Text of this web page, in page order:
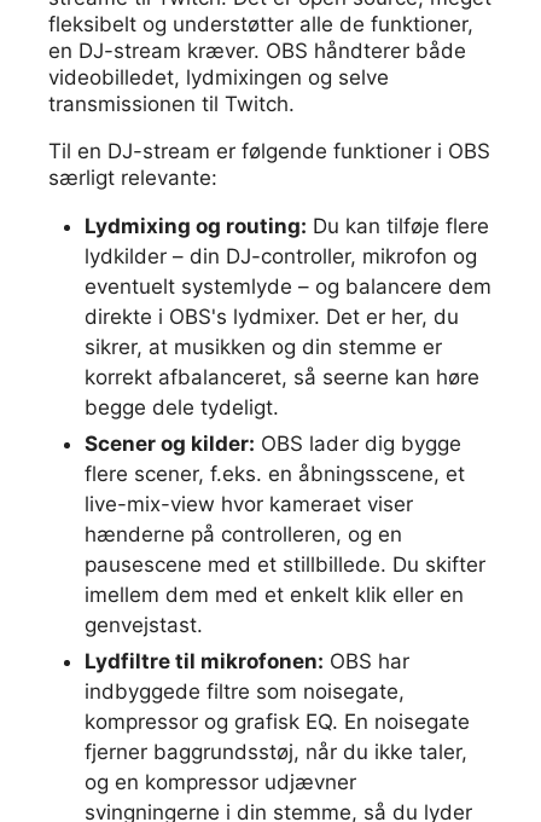
fleksibelt og understøtter alle de funktioner,
en DJ-stream kræver. OBS håndterer både
videobilledet, lydmixingen og selve
transmissionen til Twitch.
Til en DJ-stream er følgende funktioner i OBS
særligt relevante:
Lydmixing og routing: Du kan tilføje flere
lydkilder – din DJ-controller, mikrofon og
eventuelt systemlyde – og balancere dem
direkte i OBS's lydmixer. Det er her, du
sikrer, at musikken og din stemme er
korrekt afbalanceret, så seerne kan høre
begge dele tydeligt.
Scener og kilder: OBS lader dig bygge
flere scener, f.eks. en åbningsscene, et
live-mix-view hvor kameraet viser
hænderne på controlleren, og en
pausescene med et stillbillede. Du skifter
imellem dem med et enkelt klik eller en
genvejstast.
Lydfiltre til mikrofonen: OBS har
indbyggede filtre som noisegate,
kompressor og grafisk EQ. En noisegate
fjerner baggrundsstøj, når du ikke taler,
og en kompressor udjævner
svingningerne i din stemme, så du lyder